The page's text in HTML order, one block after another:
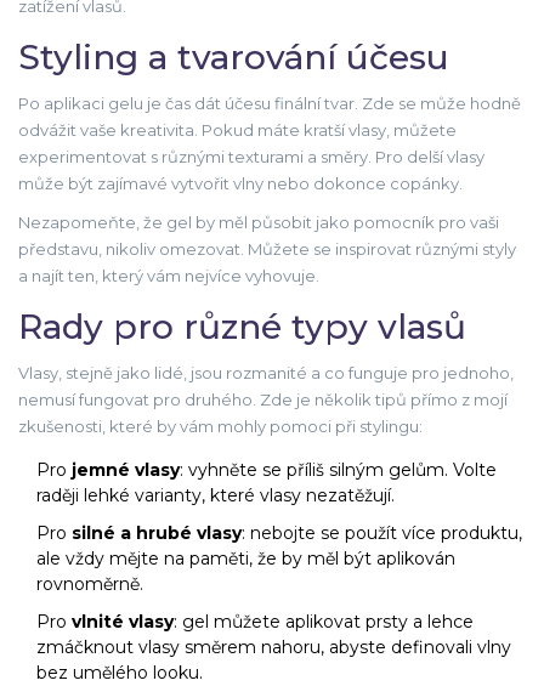
zatížení vlasů.
Styling a tvarování účesu
Po aplikaci gelu je čas dát účesu finální tvar. Zde se může hodně
odvážit vaše kreativita. Pokud máte kratší vlasy, můžete
experimentovat s různými texturami a směry. Pro delší vlasy
může být zajímavé vytvořit vlny nebo dokonce copánky.
Nezapomeňte, že gel by měl působit jako pomocník pro vaši
představu, nikoliv omezovat. Můžete se inspirovat různými styly
a najít ten, který vám nejvíce vyhovuje.
Rady pro různé typy vlasů
Vlasy, stejně jako lidé, jsou rozmanité a co funguje pro jednoho,
nemusí fungovat pro druhého. Zde je několik tipů přímo z mojí
zkušenosti, které by vám mohly pomoci při stylingu:
Pro jemné vlasy: vyhněte se příliš silným gelům. Volte
raději lehké varianty, které vlasy nezatěžují.
Pro silné a hrubé vlasy: nebojte se použít více produktu,
ale vždy mějte na paměti, že by měl být aplikován
rovnoměrně.
Pro vlnité vlasy: gel můžete aplikovat prsty a lehce
zmáčknout vlasy směrem nahoru, abyste definovali vlny
bez umělého looku.